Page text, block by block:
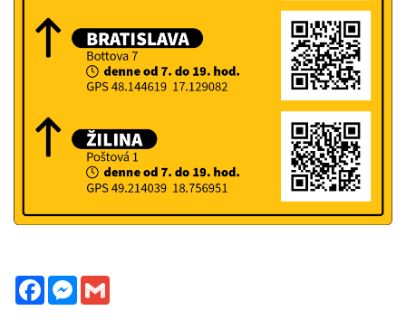
FacebookMessenger